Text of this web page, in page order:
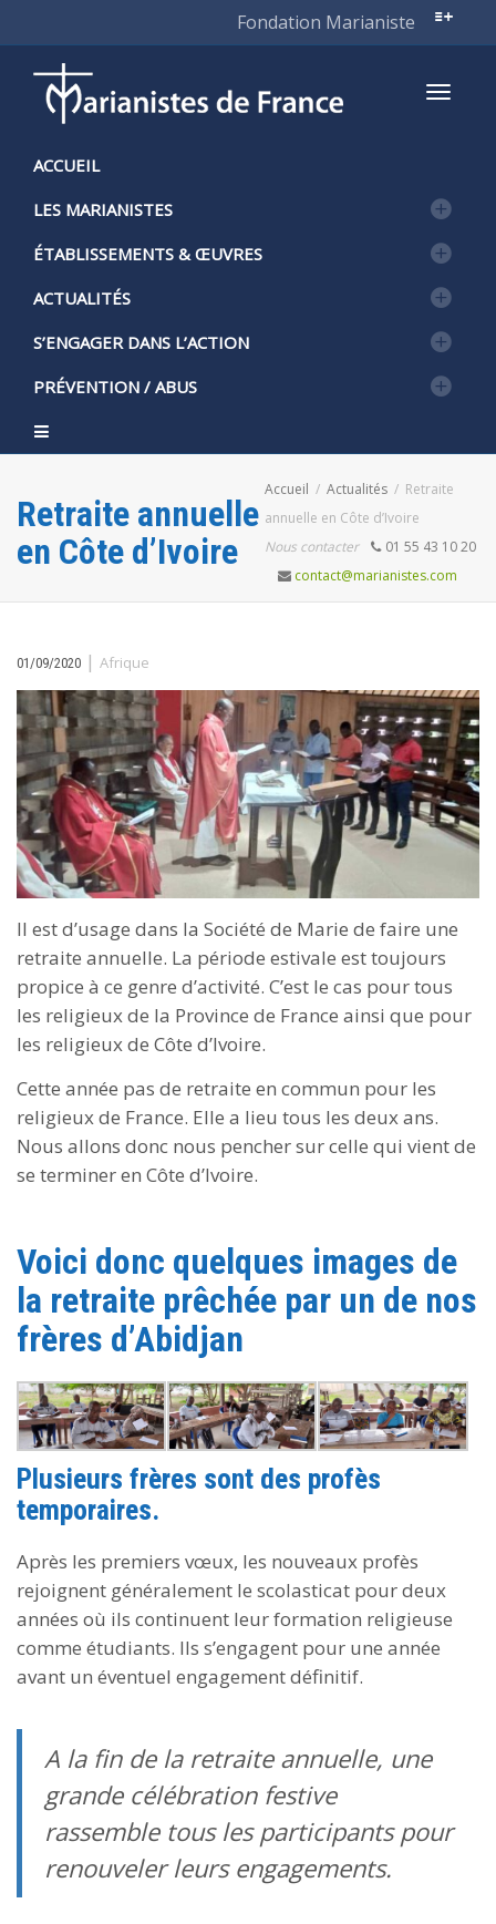
Fondation Marianiste
ACCUEIL
LES MARIANISTES
ÉTABLISSEMENTS & ŒUVRES
ACTUALITÉS
S’ENGAGER DANS L’ACTION
PRÉVENTION / ABUS
Retraite annuelle
en Côte d’Ivoire
Accueil Actualités
Retraite
annuelle en Côte d’Ivoire
Nous contacter
01 55 43 10 20
contact@marianistes.com
01/09/2020 | Afrique
Il est d’usage dans la Société de Marie de faire une
retraite annuelle. La période estivale est toujours
propice à ce genre d’activité. C’est le cas pour tous
les religieux de la Province de France ainsi que pour
les religieux de Côte d’Ivoire.
Cette année pas de retraite en commun pour les
religieux de France. Elle a lieu tous les deux ans.
Nous allons donc nous pencher sur celle qui vient de
se terminer en Côte d’Ivoire.
Voici donc quelques images de
la retraite prêchée par un de nos
frères d’Abidjan
Plusieurs frères sont des profès
temporaires.
Après les premiers vœux, les nouveaux profès
rejoignent généralement le scolasticat pour deux
années où ils continuent leur formation religieuse
comme étudiants. Ils s’engagent pour une année
avant un éventuel engagement définitif.
A la fin de la retraite annuelle, une
grande célébration festive
rassemble tous les participants pour
renouveler leurs engagements.